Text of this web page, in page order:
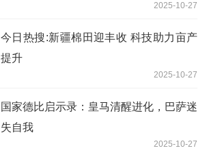
2025-10-27
今日热搜:新疆棉田迎丰收 科技助力亩产
提升
2025-10-27
国家德比启示录：皇马清醒进化，巴萨迷
失自我
2025-10-27